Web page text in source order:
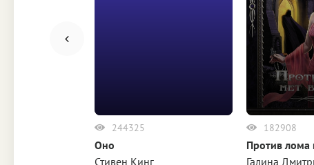
244325
Оно
Стивен Кинг
182908
Против лома
Галина